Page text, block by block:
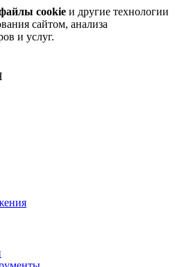
cookie и другие технологии
сайтом, анализа
и услуг.